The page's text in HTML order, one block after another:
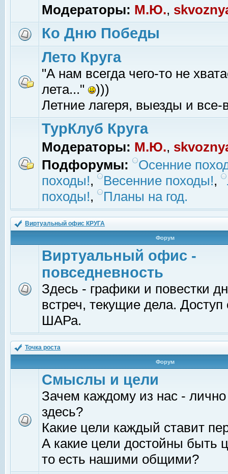
Модераторы: М.Ю.,
Ко Дню Победы
Лето Круга
"А нам всегда чего-то не
лета..."
)))
Летние лагеря, выезды и все-
ТурКлуб Круга
Модераторы: М.Ю.,
Подфорумы:
Осенние
походы!, Весенние походы!,
походы!, Планы на год.
Виртуальный офис КРУГА
Форум
Виртуальный офис -
повседневность
Здесь - графики и повестки
встреч, текущие дела.
ШАРа.
Точка роста
Форум
Смыслы и цели
Зачем каждому из нас -
здесь?
Какие цели каждый ставит
А какие цели достойны быть
то есть нашими общими?